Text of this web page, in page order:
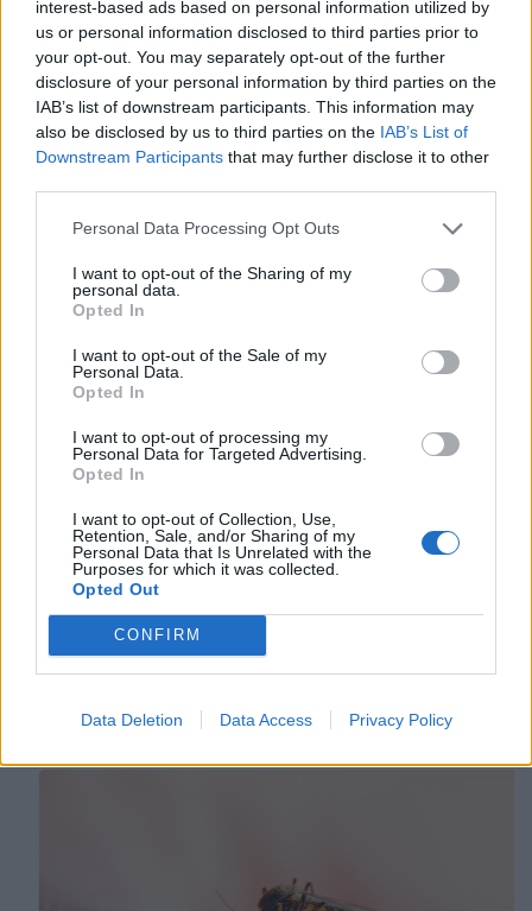
interest-based ads based on personal information utilized by
us or personal information disclosed to third parties prior to
your opt-out. You may separately opt-out of the further
disclosure of your personal information by third parties on the
IAB’s list of downstream participants. This information may
also be disclosed by us to third parties on the IAB’s List of
Downstream Participants that may further disclose it to other
Personal Data Processing Opt Outs
I want to opt-out of the Sharing of my
personal data.
Opted In
I want to opt-out of the Sale of my
Personal Data.
Opted In
I want to opt-out of processing my
Personal Data for Targeted Advertising.
Opted In
I want to opt-out of Collection, Use,
Retention, Sale, and/or Sharing of my
Personal Data that Is Unrelated with the
Purposes for which it was collected.
Opted Out
CONFIRM
Data Deletion Data Access Privacy Policy
αναφερόμενος στην υποχρεωτικότητα του
εμβολίου, είπε σε αποστροφή του λόγου του ότι
κανείς δεν θα μπορέσει να πει οτιδήποτε σε
κάποιον εστιάτορα, αν αρνηθεί το φθινόπωρο να
βάλει κάποιον ανεμβολίαστο στο μαγαζί του.
Facebook
Email Copy Link
Tags: βασιλακοπουλος
καββαθας
Σχετικά Άρθρα